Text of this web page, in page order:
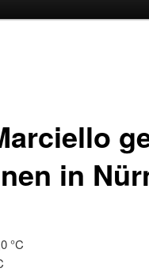
in
°C